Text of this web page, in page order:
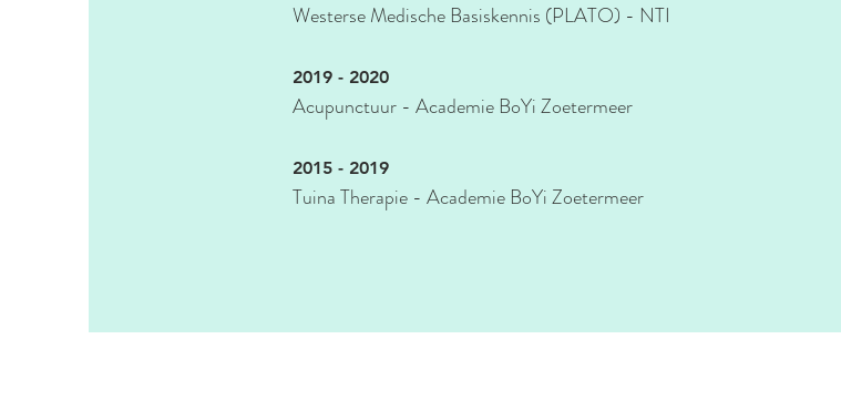
Westerse Medische Basiskennis (PLATO) - NTI
2019 - 2020
Acupunctuur - Academie BoYi Zoetermeer
2015 - 2019
Tuina Therapie - Academie BoYi Zoetermeer